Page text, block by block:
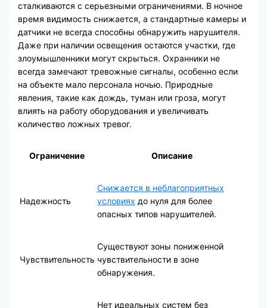
сталкиваются с серьезными ограничениями. В ночное
время видимость снижается, а стандартные камеры и
датчики не всегда способны обнаружить нарушителя.
Даже при наличии освещения остаются участки, где
злоумышленники могут скрыться. Охранники не
всегда замечают тревожные сигналы, особенно если
на объекте мало персонала ночью. Природные
явления, такие как дождь, туман или гроза, могут
влиять на работу оборудования и увеличивать
количество ложных тревог.
Ограничение Описание
Надежность
Снижается в неблагоприятных
условиях до нуля для более
опасных типов нарушителей.
Чувствительность
Существуют зоны пониженной
чувствительности в зоне
обнаружения.
Нет идеальных систем без